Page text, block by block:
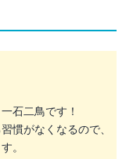
石二鳥です！
慣がなくなるので、
。